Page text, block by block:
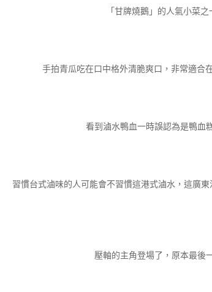
「甘牌燒鵝」的人氣小菜
手拍青瓜吃在口中格外清脆爽口，非常適合
看到滷水鴨血一時誤認為是鴨血
習慣台式滷味的人可能會不習慣這港式滷水，這廣
壓軸的主角登場了，原本最後